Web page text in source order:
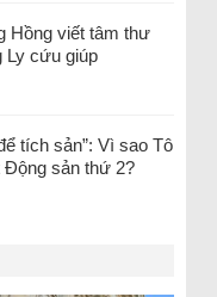
Hồng viết tâm thư
Ly cứu giúp
tích sản”: Vì sao Tô
Động sản thứ 2?